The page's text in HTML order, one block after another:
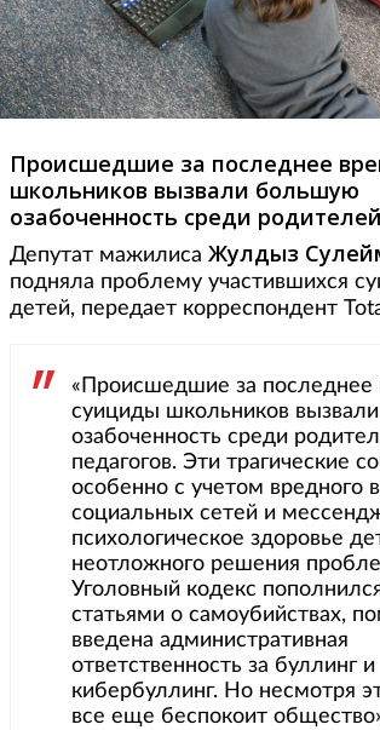
Происшедшие за последнее
школьников вызвали большую
озабоченность среди
Депутат мажилиса Жулдыз
подняла проблему участившихся
детей, передает корреспондент
«Происшедшие за последнее
суициды школьников
озабоченность среди
педагогов. Эти трагические
особенно с учетом вредного
социальных сетей и
психологическое здоровье
неотложного решения
Уголовный кодекс
статьями о самоубийствах,
введена административная
ответственность за буллинг и
кибербуллинг. Но несмотря
все еще беспокоит